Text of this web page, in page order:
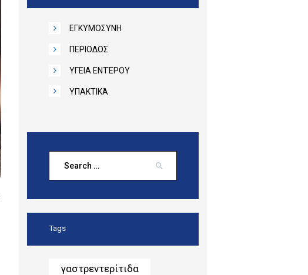
ΕΓΚΥΜΟΣΥΝΗ
ΠΕΡΙΟΔΟΣ
ΥΓΕΙΑ ΕΝΤΈΡΟΥ
ΥΠΑΚΤΙΚΆ
Tags
γαστρεντερίτιδα